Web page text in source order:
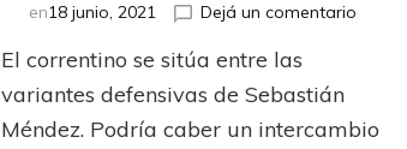
en18 junio, 2021 Dejá un comentario
llegada
El correntino se sitúa entre las
variantes defensivas de Sebastián
Méndez. Podría caber un intercambio